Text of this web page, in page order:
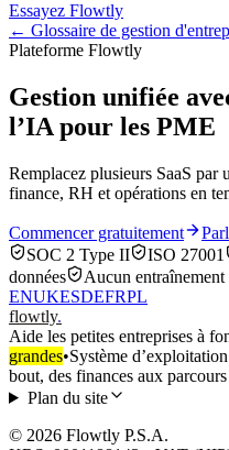
Essayez Flowtly
← Glossaire de gestion
Plateforme Flowtly
Gestion unifiée
l’IA pour les PME
Remplacez plusieurs SaaS
finance, RH et opérations en
Commencer gratuitement
SOC 2 Type II
ISO 27001
données
Aucun
ENUKESDEFRPL
flowtly.
Aide les petites entreprises à
grandes•Système
bout, des finances aux
Plan du site
© 2026 Flowtly P.S.A.